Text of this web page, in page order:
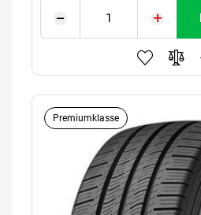
Premiumklasse